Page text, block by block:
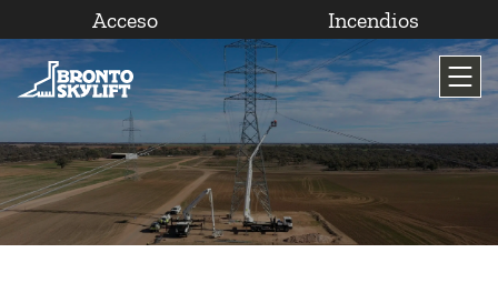
Saltar
al
contenido
Acceso Incendios